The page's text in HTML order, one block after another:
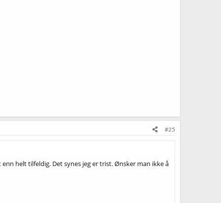
#25
helt tilfeldig. Det synes jeg er trist. Ønsker man ikke å